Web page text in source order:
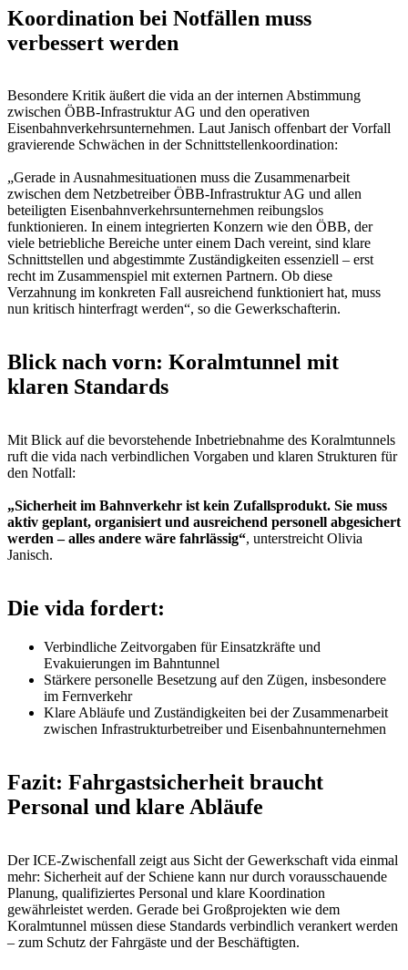
Koordination bei Notfällen muss
verbessert werden
Besondere Kritik äußert die vida an der internen Abstimmung
zwischen ÖBB-Infrastruktur AG und den operativen
Eisenbahnverkehrsunternehmen. Laut Janisch offenbart der Vorfall
gravierende Schwächen in der Schnittstellenkoordination:
„Gerade in Ausnahmesituationen muss die Zusammenarbeit
zwischen dem Netzbetreiber ÖBB-Infrastruktur AG und allen
beteiligten Eisenbahnverkehrsunternehmen reibungslos
funktionieren. In einem integrierten Konzern wie den ÖBB, der
viele betriebliche Bereiche unter einem Dach vereint, sind klare
Schnittstellen und abgestimmte Zuständigkeiten essenziell – erst
recht im Zusammenspiel mit externen Partnern. Ob diese
Verzahnung im konkreten Fall ausreichend funktioniert hat, muss
nun kritisch hinterfragt werden“, so die Gewerkschafterin.
Blick nach vorn: Koralmtunnel mit
klaren Standards
Mit Blick auf die bevorstehende Inbetriebnahme des Koralmtunnels
ruft die vida nach verbindlichen Vorgaben und klaren Strukturen für
den Notfall:
„Sicherheit im Bahnverkehr ist kein Zufallsprodukt. Sie muss
aktiv geplant, organisiert und ausreichend personell abgesichert
werden – alles andere wäre fahrlässig“, unterstreicht Olivia
Janisch.
Die vida fordert:
Verbindliche Zeitvorgaben für Einsatzkräfte und
Evakuierungen im Bahntunnel
Stärkere personelle Besetzung auf den Zügen, insbesondere
im Fernverkehr
Klare Abläufe und Zuständigkeiten bei der Zusammenarbeit
zwischen Infrastrukturbetreiber und Eisenbahnunternehmen
Fazit: Fahrgastsicherheit braucht
Personal und klare Abläufe
Der ICE-Zwischenfall zeigt aus Sicht der Gewerkschaft vida einmal
mehr: Sicherheit auf der Schiene kann nur durch vorausschauende
Planung, qualifiziertes Personal und klare Koordination
gewährleistet werden. Gerade bei Großprojekten wie dem
Koralmtunnel müssen diese Standards verbindlich verankert werden
– zum Schutz der Fahrgäste und der Beschäftigten.